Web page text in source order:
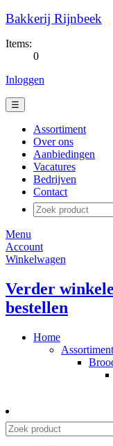
Bakkerij Rijnbeek
Items:
0
Inloggen
☰
Assortiment
Over ons
Aanbiedingen
Vacatures
Bedrijven
Contact
Menu
Account
Winkelwagen
Verder
bestellen
Home
Assortiment